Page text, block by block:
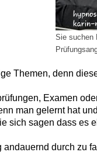
Sie suchen
Themen, denn
Examen
man gelernt hat
sich sagen dass es
durch zu